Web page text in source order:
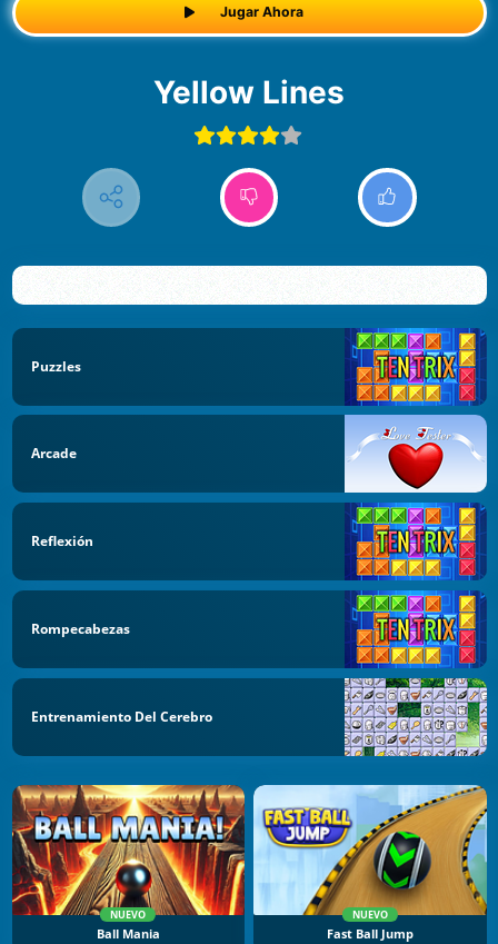
Jugar Ahora
Yellow Lines
Puzzles
Arcade
Reflexión
Rompecabezas
Entrenamiento Del Cerebro
NUEVO
Ball Mania
NUEVO
Fast Ball Jump